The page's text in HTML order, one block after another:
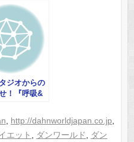
映会と実践
ジオからの
！『呼吸&
http://dahnworldjapan.co.jp
エット ダンワールド ダン